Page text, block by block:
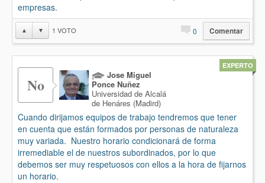
empresas.
▲ ▼ 1 VOTO 0 Comentar
No
Jose Miguel
Ponce Nuñez
Universidad de Alcalá
de Henáres (Madird)
Cuando dirijamos equipos de trabajo tendremos que tener
en cuenta que están formados por personas de naturaleza
muy variada. Nuestro horario condicionará de forma
irremediable el de nuestros subordinados, por lo que
debemos ser muy respetuosos con ellos a la hora de fijarnos
un horario.
EXPERTO